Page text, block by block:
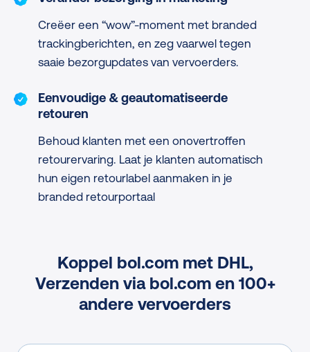
Creëer een “wow”-moment met branded
trackingberichten, en zeg vaarwel tegen
saaie bezorgupdates van vervoerders.
Eenvoudige & geautomatiseerde
retouren
Behoud klanten met een onovertroffen
retourervaring. Laat je klanten automatisch
hun eigen retourlabel aanmaken in je
branded retourportaal
Koppel bol.com met DHL,
Verzenden via bol.com en 100+
andere vervoerders